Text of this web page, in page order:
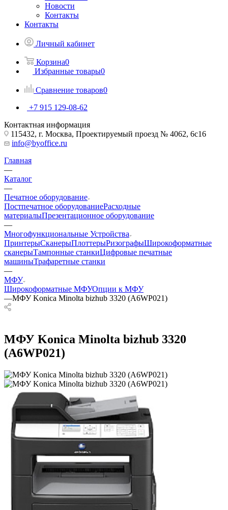
Новости
Контакты
Контакты
Личный кабинет
Корзина0
Избранные товары0
Сравнение товаров0
+7 915 129-08-62
Контактная информация
115432, г. Москва, Проектируемый проезд № 4062, 6с16
info@byoffice.ru
Главная
—
Каталог
—
Печатное оборудование
Постпечатное оборудованиеРасходные
материалыПрезентационное оборудование
—
Многофункциональные Устройства
ПринтерыСканерыПлоттерыРизографыШирокоформатные
сканерыТампонные станкиЦифровые печатные
машиныТрафаретные станки
—
МФУ
Широкоформатные МФУОпции к МФУ
—МФУ Konica Minolta bizhub 3320 (A6WP021)
МФУ Konica Minolta bizhub 3320
(A6WP021)